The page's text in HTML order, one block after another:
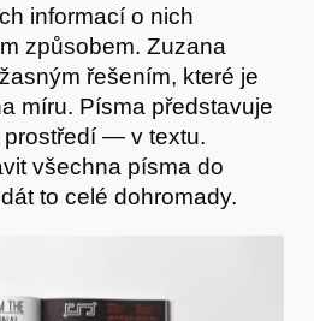
informací o nich
způsobem. Zuzana
řešením, které je
míru. Písma představuje
prostředí — v textu.
všechna písma do
to celé dohromady.